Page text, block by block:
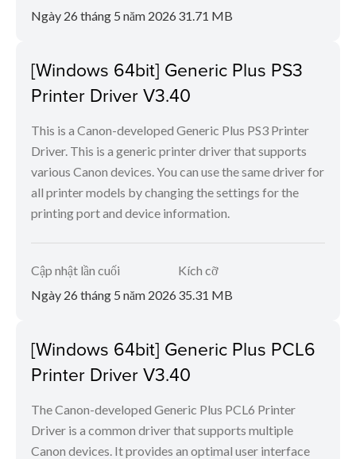
Ngày 26 tháng 5 năm 2026 31.71 MB
[Windows 64bit] Generic Plus PS3
Printer Driver V3.40
This is a Canon-developed Generic Plus PS3 Printer
Driver. This is a generic printer driver that supports
various Canon devices. You can use the same driver for
all printer models by changing the settings for the
printing port and device information.
Cập nhật lần cuối
Ngày 26 tháng 5 năm 2026
Kích cỡ
35.31 MB
[Windows 64bit] Generic Plus PCL6
Printer Driver V3.40
The Canon-developed Generic Plus PCL6 Printer
Driver is a common driver that supports multiple
Canon devices. It provides an optimal user interface